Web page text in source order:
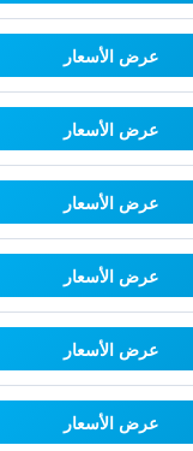
عرض الأسعار
عرض الأسعار
عرض الأسعار
عرض الأسعار
عرض الأسعار
عرض الأسعار